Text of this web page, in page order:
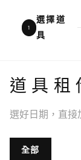
1
選擇道
具
道具租
選好日期，直接
全部